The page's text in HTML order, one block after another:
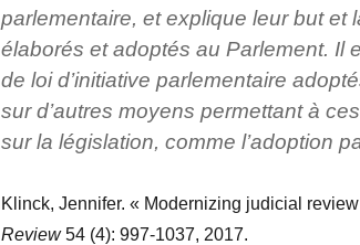
parlementaire, et explique leur but et
élaborés et adoptés au Parlement. Il
de loi d’initiative parlementaire
sur d’autres moyens permettant à
sur la législation, comme l’adoption
Klinck, Jennifer. « Modernizing judicial
Review54 (4): 997-1037, 2017.